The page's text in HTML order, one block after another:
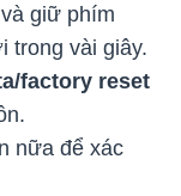
giữ phím
trong vài giây.
factory reset
nữa để xác